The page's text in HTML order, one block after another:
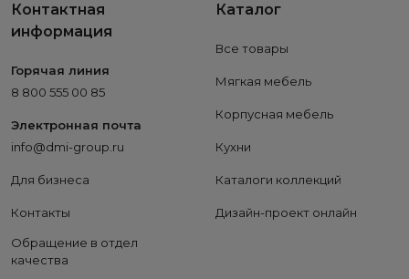
Контактная
информация
Горячая линия
8 800 555 00 85
Электронная почта
info@dmi-group.ru
Для бизнеса
Контакты
Обращение в отдел
качества
Каталог
Все товары
Мягкая мебель
Корпусная мебель
Кухни
Каталоги коллекций
Дизайн-проект онлайн